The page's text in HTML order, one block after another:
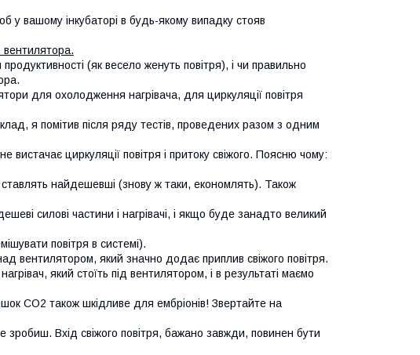
у вашому інкубаторі в будь-якому випадку стояв
вентилятора.
(як весело женуть повітря), і чи правильно
для охолодження нагрівача, для циркуляції повітря
я помітив після ряду тестів, проведених разом з одним
вистачає циркуляції повітря і притоку свіжого. Поясню чому:
найдешевші (знову ж таки, економлять). Також
силові частини і нагрівачі, і якщо буде занадто великий
повітря в системі).
вентилятором, який значно додає приплив свіжого повітря.
який стоїть під вентилятором, і в результаті маємо
СО2 також шкідливе для ембріонів! Звертайте на
Вхід свіжого повітря, бажано завжди, повинен бути